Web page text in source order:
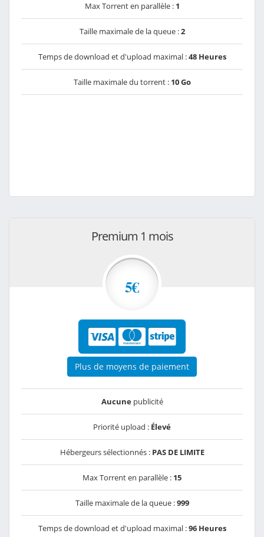
Max Torrent en parallèle : 1
Taille maximale de la queue :2
Temps de download et d'upload maximal :48 Heures
Taille maximale du torrent : 10 Go
Premium 1 mois
5€
Plus de moyens de paiement
Aucunepublicité
Priorité upload : Élevé
Hébergeurs sélectionnés : PAS DE LIMITE
Max Torrent en parallèle : 15
Taille maximale de la queue :999
Temps de download et d'upload maximal :96 Heures